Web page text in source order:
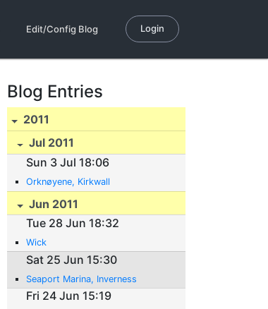
Edit/Config Blog Login
Blog Entries
2011
Jul 2011
Sun 3 Jul 18:06
Orknøyene, Kirkwall
Jun 2011
Tue 28 Jun 18:32
Wick
Sat 25 Jun 15:30
Seaport Marina, Inverness
Fri 24 Jun 15:19